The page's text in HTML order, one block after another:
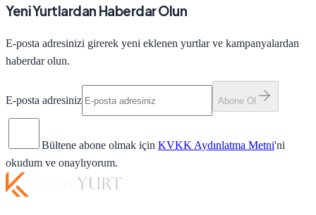
Yeni Yurtlardan Haberdar Olun
E-posta adresinizi girerek yeni eklenen yurtlar ve kampanyalardan
haberdar olun.
E-posta adresiniz Abone Ol
Bültene abone olmak için KVKK Aydınlatma Metni'ni
okudum ve onaylıyorum.